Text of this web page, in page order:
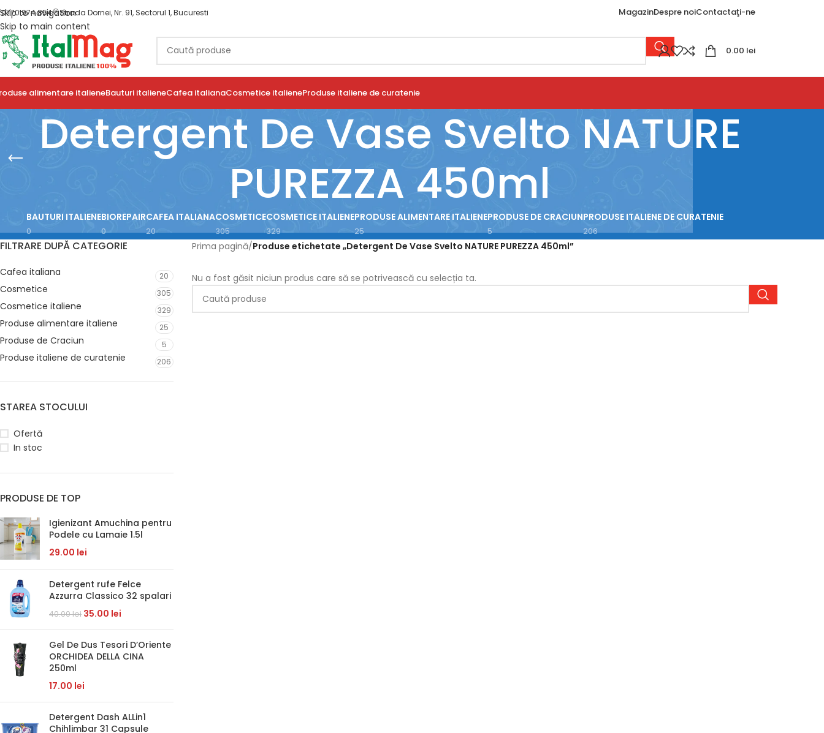
Skip to navigation
Skip to main content
0770 974 854 Strada Dornei, Nr. 91, Sectorul 1, Bucuresti MagazinDespre noiContactaţi-ne
0.00 lei
alimentare italieneBauturi italieneCafea italianaCosmetice italieneProduse italiene de curatenie
Detergent De Vase Svelto NATURE
PUREZZA 450ml
BAUTURI ITALIENE
0
BIOREPAIR
0
CAFEA ITALIANA
20
COSMETICE
305
COSMETICE ITALIENE
329
PRODUSE ALIMENTARE ITALIENE
25
PRODUSE DE CRACIUN
5
PRODUSE ITALIENE DE CURATENIE
206
FILTRARE DUPĂ CATEGORIE
Cafea italiana 20
Cosmetice 305
Cosmetice italiene 329
Produse alimentare italiene 25
Produse de Craciun 5
Produse italiene de curatenie 206
STAREA STOCULUI
Ofertă
In stoc
PRODUSE DE TOP
Igienizant Amuchina pentru
Podele cu Lamaie 1.5l
29.00 lei
Detergent rufe Felce
Azzurra Classico 32 spalari
40.00lei 35.00 lei
Gel De Dus Tesori D’Oriente
ORCHIDEA DELLA CINA
250ml
17.00 lei
Detergent Dash ALLin1
Chihlimbar 31 Capsule
Prima pagină/Produse etichetate „Detergent De Vase Svelto NATURE PUREZZA 450ml”
Nu a fost găsit niciun produs care să se potrivească cu selecția ta.